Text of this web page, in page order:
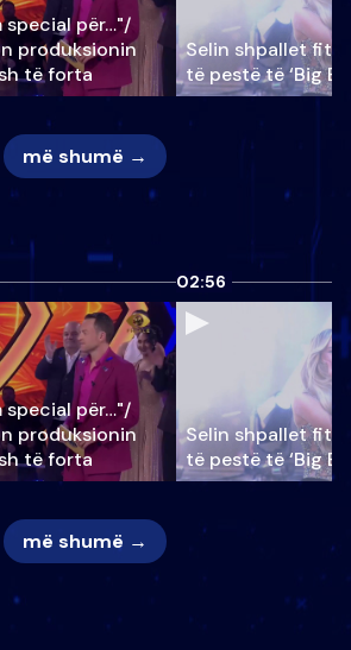
special për…"/
produksionin
të forta
Selin shpallet
të pestë të ‘Big
më shumë →
special për…"/
produksionin
të forta
02:56
Selin shpallet
të pestë të ‘Big
më shumë →